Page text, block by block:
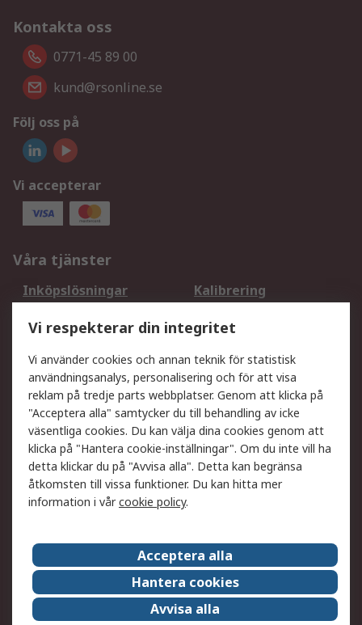
Kontakta oss
0771-45 89 00
kund@rsonline.se
Följ oss på
Vi accepterar
Våra tjänster
Inköpslösningar
Kalibrering
DesignSpark
Teknisk Support
Ditt lokala säljteam
Exportlösningar
Support
Få hjälp
Retur av varor
Leverans
Spåra din order
Begär en fakturakopi
Fördelar med RS-konto
Betalningsalternativ
Om RS
Försäljningsvillkor
Det juridiska
Press Centre
Jobba hos RS
ESG
Vi respekterar din integritet
Vi använder cookies och annan teknik för statistisk
användningsanalys, personalisering och för att visa
reklam på tredje parts webbplatser. Genom att klicka på
"Acceptera alla" samtycker du till behandling av icke
väsentliga cookies. Du kan välja dina cookies genom att
klicka på "Hantera cookie-inställningar". Om du inte vill ha
detta klickar du på "Avvisa alla". Detta kan begränsa
åtkomsten till vissa funktioner. Du kan hitta mer
information i vårcookie policy.
Acceptera alla
Hantera cookies
Avvisa alla